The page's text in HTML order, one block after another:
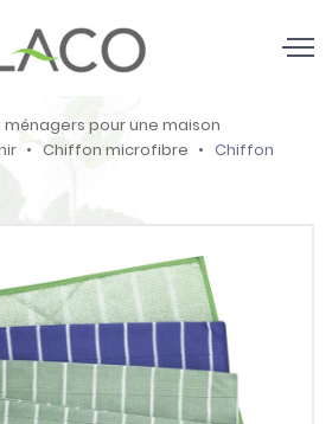
pour une maison
Chiffon microfibre
Chiffon